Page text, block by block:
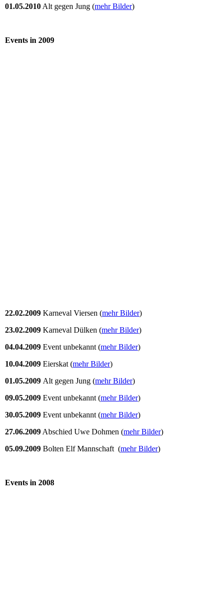
01.05.2010 Alt gegen Jung (mehr Bilder)
Events in 2009
22.02.2009 Karneval Viersen (mehr Bilder)
23.02.2009 Karneval Dülken (mehr Bilder)
04.04.2009 Event unbekannt (mehr Bilder)
10.04.2009 Eierskat (mehr Bilder)
01.05.2009 Alt gegen Jung (mehr Bilder)
09.05.2009 Event unbekannt (mehr Bilder)
30.05.2009 Event unbekannt (mehr Bilder)
27.06.2009 Abschied Uwe Dohmen (mehr Bilder)
05.09.2009 Bolten Elf Mannschaft (mehr Bilder)
Events in 2008